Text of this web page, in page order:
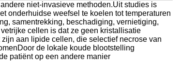
niet-invasieve methoden.Uit studies is
onderhuidse weefsel te koelen tot temperaturen
samentrekking, beschadiging, vernietiging,
cellen is dat ze geen kristallisatie
aan lipide cellen, die selectief necrose van
de lokale koude blootstelling
patiënt op een andere manier